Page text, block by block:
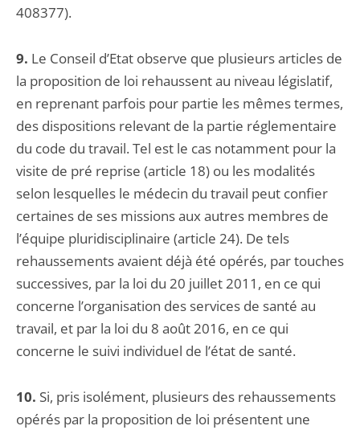
408377).
9. Le Conseil d’Etat observe que plusieurs articles de
la proposition de loi rehaussent au niveau législatif,
en reprenant parfois pour partie les mêmes termes,
des dispositions relevant de la partie réglementaire
du code du travail. Tel est le cas notamment pour la
visite de pré reprise (article 18) ou les modalités
selon lesquelles le médecin du travail peut confier
certaines de ses missions aux autres membres de
l’équipe pluridisciplinaire (article 24). De tels
rehaussements avaient déjà été opérés, par touches
successives, par la loi du 20 juillet 2011, en ce qui
concerne l’organisation des services de santé au
travail, et par la loi du 8 août 2016, en ce qui
concerne le suivi individuel de l’état de santé.
10. Si, pris isolément, plusieurs des rehaussements
opérés par la proposition de loi présentent une